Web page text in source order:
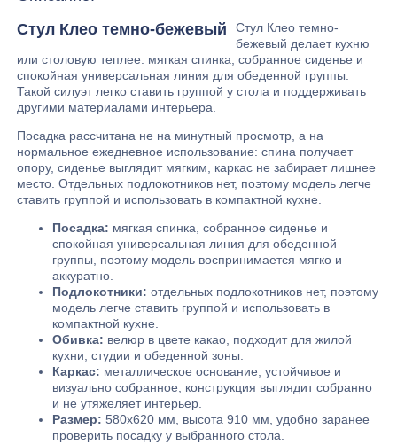
Стул Клео темно-бежевый
Стул Клео темно-
бежевый делает кухню
или столовую теплее: мягкая спинка, собранное сиденье и
спокойная универсальная линия для обеденной группы.
Такой силуэт легко ставить группой у стола и поддерживать
другими материалами интерьера.
Посадка рассчитана не на минутный просмотр, а на
нормальное ежедневное использование: спина получает
опору, сиденье выглядит мягким, каркас не забирает лишнее
место. Отдельных подлокотников нет, поэтому модель легче
ставить группой и использовать в компактной кухне.
Посадка: мягкая спинка, собранное сиденье и
спокойная универсальная линия для обеденной
группы, поэтому модель воспринимается мягко и
аккуратно.
Подлокотники: отдельных подлокотников нет, поэтому
модель легче ставить группой и использовать в
компактной кухне.
Обивка: велюр в цвете какао, подходит для жилой
кухни, студии и обеденной зоны.
Каркас: металлическое основание, устойчивое и
визуально собранное, конструкция выглядит собранно
и не утяжеляет интерьер.
Размер: 580х620 мм, высота 910 мм, удобно заранее
проверить посадку у выбранного стола.